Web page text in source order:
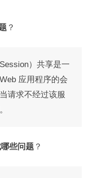
？
）共享是一
应用程序的会
请求不经过该服
些问题？